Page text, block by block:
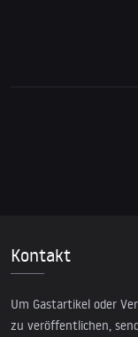
Kontakt
Um Gastartikel oder
zu veröffentlichen,